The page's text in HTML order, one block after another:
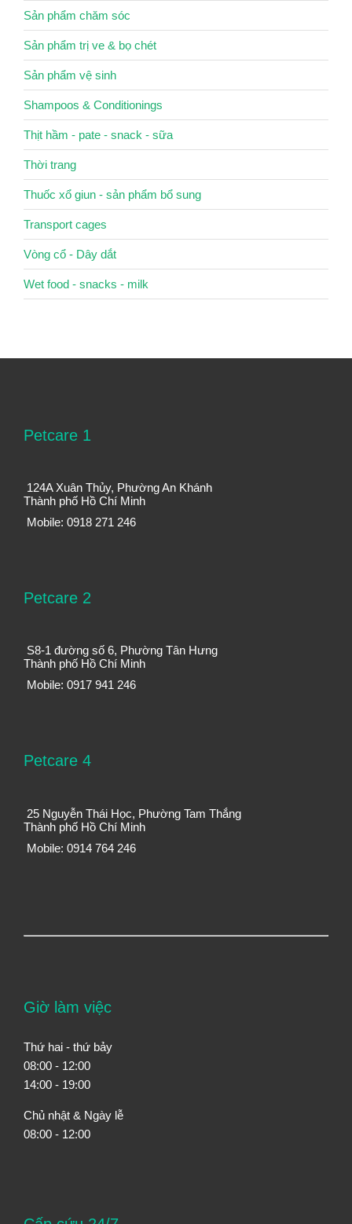
Sản phẩm chăm sóc
Sản phẩm trị ve & bọ chét
Sản phẩm vệ sinh
Shampoos & Conditionings
Thịt hầm - pate - snack - sữa
Thời trang
Thuốc xổ giun - sản phẩm bổ sung
Transport cages
Vòng cổ - Dây dắt
Wet food - snacks - milk
Petcare 1
124A Xuân Thủy, Phường An Khánh
Thành phố Hồ Chí Minh
Mobile: 0918 271 246
Petcare 2
S8-1 đường số 6, Phường Tân Hưng
Thành phố Hồ Chí Minh
Mobile: 0917 941 246
Petcare 4
25 Nguyễn Thái Học, Phường Tam Thắng
Thành phố Hồ Chí Minh
Mobile: 0914 764 246
Giờ làm việc
Thứ hai - thứ bảy
08:00 - 12:00
14:00 - 19:00
Chủ nhật & Ngày lễ
08:00 - 12:00